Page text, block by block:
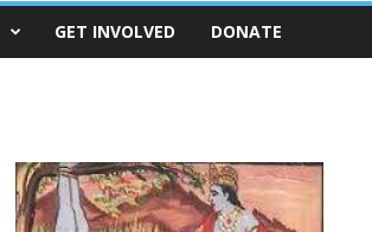
GET INVOLVED DONATE